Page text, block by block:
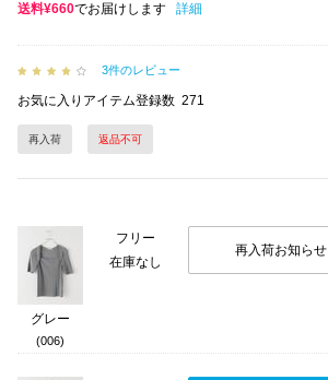
Next
送料¥660でお届けします 詳細
3件のレビュー
お気に入りアイテム登録数 271
再入荷 返品不可
グレー
(006)
フリー
在庫なし
再入荷お知らせ